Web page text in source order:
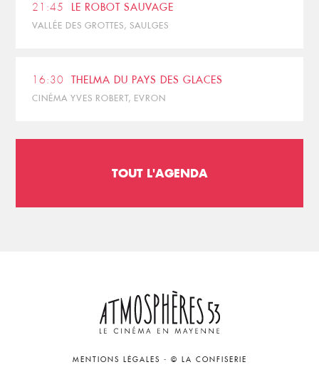
21:45 LE ROBOT SAUVAGE
VALLÉE DES GROTTES, SAULGES
16:30 THELMA DU PAYS DES GLACES
CINÉMA YVES ROBERT, EVRON
TOUT L'AGENDA
MENTIONS LÉGALES - © LA CONFISERIE